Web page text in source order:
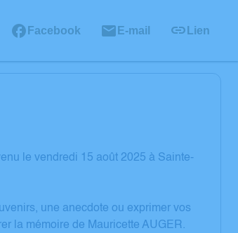
Facebook E-mail Lien
le vendredi 15 août 2025 à Sainte-
une anecdote ou exprimer vos
la mémoire de Mauricette AUGER.